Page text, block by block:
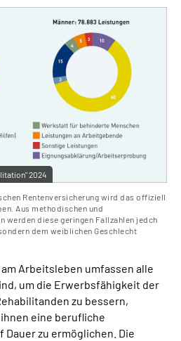
2024
Rentenversicherung wird das offiziell
Aus methodischen und
werden diese geringen Fallzahlen jedch
dem weiblichen Geschlecht
Arbeitsleben umfassen alle
um die Erwerbsfähigkeit der
zu bessern,
eine berufliche
zu ermöglichen. Die